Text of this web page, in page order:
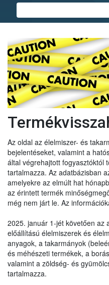
Az oldal az élelmiszer- és
bejelentéseket, valamint a
által végrehajtott fogyasztóktól
tartalmazza. Az adatbázisban
amelyekre az elmúlt hat
az érintett termék
még nem járt le. Az
2025. január 1-jét követően az
előállítású élelmiszerek és
anyagok, a takarmányok
és méhészeti termékek, a
valamint a zöldség- és
tartalmazza.